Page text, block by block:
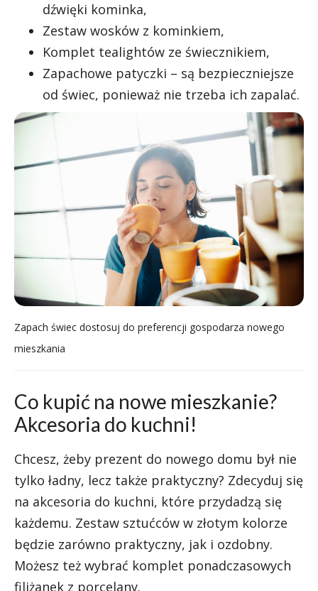
dźwięki kominka,
Zestaw wosków z kominkiem,
Komplet tealightów ze świecznikiem,
Zapachowe patyczki – są bezpieczniejsze
od świec, ponieważ nie trzeba ich zapalać.
Zapach świec dostosuj do preferencji gospodarza nowego
mieszkania
Co kupić na nowe mieszkanie?
Akcesoria do kuchni!
Chcesz, żeby prezent do nowego domu był nie
tylko ładny, lecz także praktyczny? Zdecyduj się
na akcesoria do kuchni, które przydadzą się
każdemu. Zestaw sztućców w złotym kolorze
będzie zarówno praktyczny, jak i ozdobny.
Możesz też wybrać komplet ponadczasowych
filiżanek z porcelany.